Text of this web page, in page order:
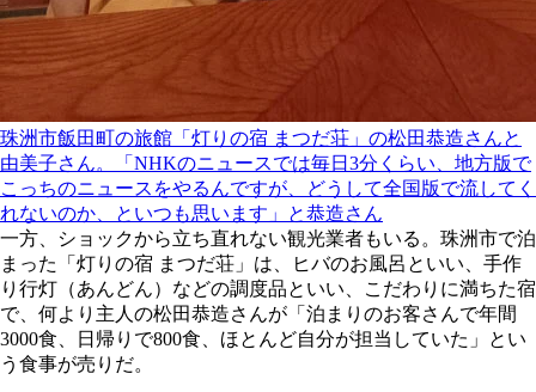
珠洲市飯田町の旅館「灯りの宿 まつだ荘」の松田恭造さんと
由美子さん。「NHKのニュースでは毎日3分くらい、地方版で
こっちのニュースをやるんですが、どうして全国版で流してく
れないのか、といつも思います」と恭造さん
一方、ショックから立ち直れない観光業者もいる。珠洲市で泊
まった「灯りの宿 まつだ荘」は、ヒバのお風呂といい、手作
り行灯（あんどん）などの調度品といい、こだわりに満ちた宿
で、何より主人の松田恭造さんが「泊まりのお客さんで年間
3000食、日帰りで800食、ほとんど自分が担当していた」とい
う食事が売りだ。